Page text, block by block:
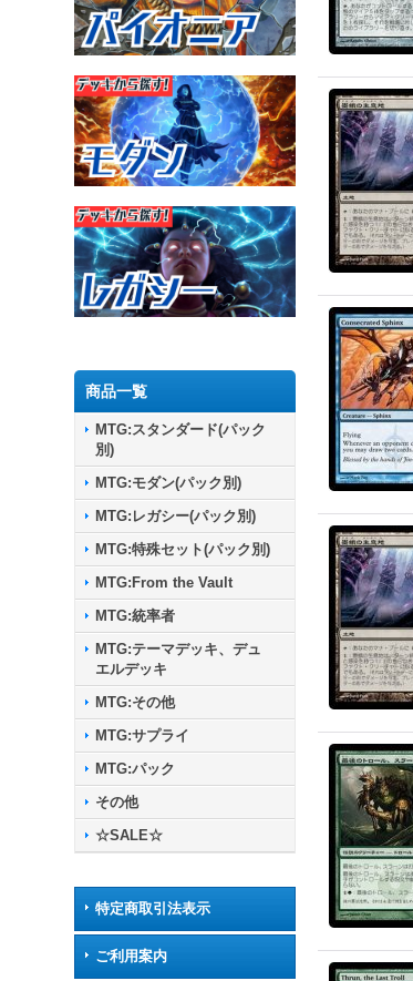
商品一覧
MTG:スタンダード(パック
別)
MTG:モダン(パック別)
MTG:レガシー(パック別)
MTG:特殊セット(パック別)
MTG:From the Vault
MTG:統率者
MTG:テーマデッキ、デュ
エルデッキ
MTG:その他
MTG:サプライ
MTG:パック
その他
☆SALE☆
特定商取引法表示
ご利用案内